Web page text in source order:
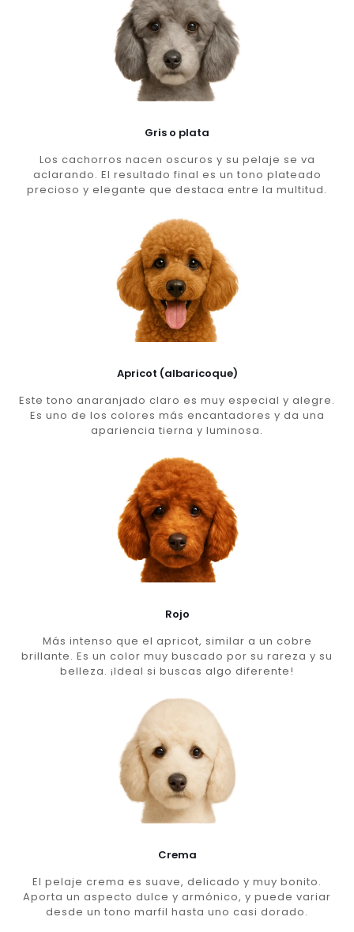
Gris o plata
Los cachorros nacen oscuros y su pelaje se va
aclarando. El resultado final es un tono plateado
precioso y elegante que destaca entre la multitud.
Apricot (albaricoque)
Este tono anaranjado claro es muy especial y alegre.
Es uno de los colores más encantadores y da una
apariencia tierna y luminosa.
Rojo
Más intenso que el apricot, similar a un cobre
brillante. Es un color muy buscado por su rareza y su
belleza. ¡Ideal si buscas algo diferente!
Crema
El pelaje crema es suave, delicado y muy bonito.
Aporta un aspecto dulce y armónico, y puede variar
desde un tono marfil hasta uno casi dorado.